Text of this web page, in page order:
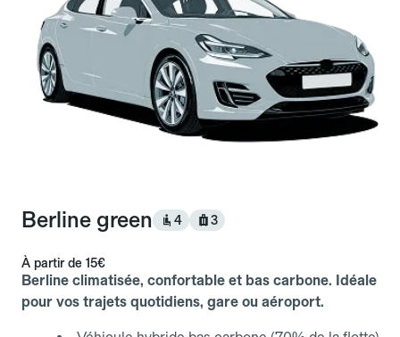
Berline green 4 3
À partir de 15€
Berline climatisée, confortable et bas carbone. Idéale
pour vos trajets quotidiens, gare ou aéroport.